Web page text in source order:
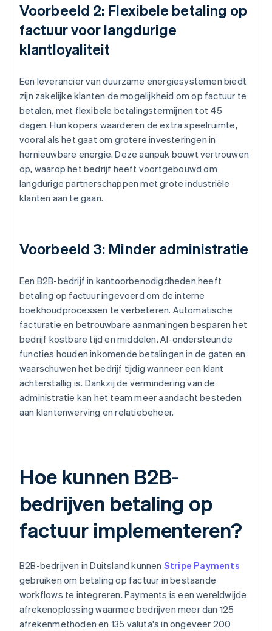
Voorbeeld 2: Flexibele betaling op
factuur voor langdurige
klantloyaliteit
Een leverancier van duurzame energiesystemen biedt
zijn zakelijke klanten de mogelijkheid om op factuur te
betalen, met flexibele betalingstermijnen tot 45
dagen. Hun kopers waarderen de extra speelruimte,
vooral als het gaat om grotere investeringen in
hernieuwbare energie. Deze aanpak bouwt vertrouwen
op, waarop het bedrijf heeft voortgebouwd om
langdurige partnerschappen met grote industriële
klanten aan te gaan.
Voorbeeld 3: Minder administratie
Een B2B-bedrijf in kantoorbenodigdheden heeft
betaling op factuur ingevoerd om de interne
boekhoudprocessen te verbeteren. Automatische
facturatie en betrouwbare aanmaningen besparen het
bedrijf kostbare tijd en middelen. AI-ondersteunde
functies houden inkomende betalingen in de gaten en
waarschuwen het bedrijf tijdig wanneer een klant
achterstallig is. Dankzij de vermindering van de
administratie kan het team meer aandacht besteden
aan klantenwerving en relatiebeheer.
Hoe kunnen B2B-
bedrijven betaling op
factuur implementeren?
B2B-bedrijven in Duitsland kunnen Stripe Payments
gebruiken om betaling op factuur in bestaande
workflows te integreren. Payments is een wereldwijde
afrekenoplossing waarmee bedrijven meer dan 125
afrekenmethoden en 135 valuta's in ongeveer 200